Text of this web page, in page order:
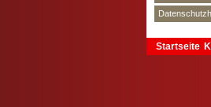
Startseite